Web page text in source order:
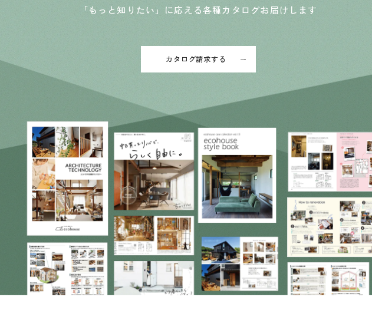
「もっと知りたい」に応える各種カタログお届けします
カタログ請求する